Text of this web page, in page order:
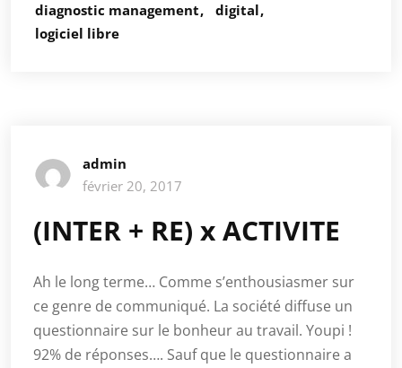
diagnostic management
digital
logiciel libre
admin
février 20, 2017
(INTER + RE) x ACTIVITE
Ah le long terme… Comme s’enthousiasmer sur
ce genre de communiqué. La société diffuse un
questionnaire sur le bonheur au travail. Youpi !
92% de réponses…. Sauf que le questionnaire a